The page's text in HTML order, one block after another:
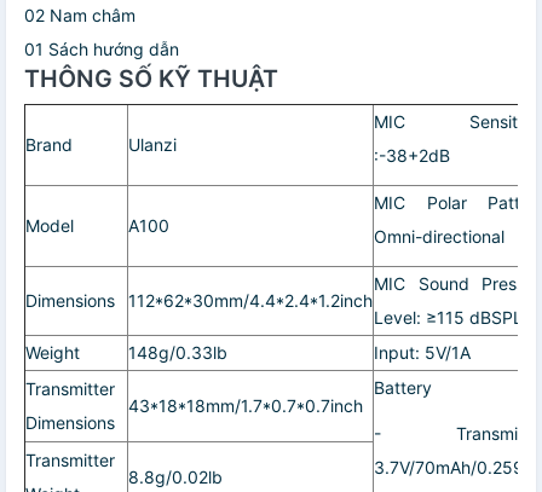
02 Nam châm
01 Sách hướng dẫn
THÔNG SỐ KỸ THUẬT
Brand Ulanzi
MIC
:-38+2dB
Model A100
MIC Polar
Omni-directional
Dimensions 112*62*30mm/4.4*2.4*1.2inch
MIC Sound
Level: ≥115 dBSPL
Weight
148g/0.33lb
Input: 5V/1A
Transmitter
Dimensions
43*18*18mm/1.7*0.7*0.7inch
Battery
-
3.7V/70mAh/
Transmitter
8.8g/0.02lb